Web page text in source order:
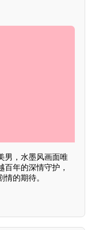
男，水墨风画面唯
年的深情守护，
的期待。